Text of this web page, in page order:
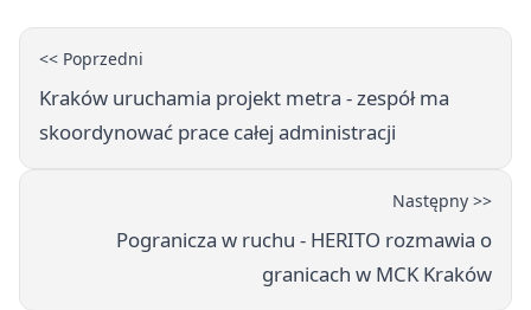
<< Poprzedni
Kraków uruchamia projekt metra - zespół ma
skoordynować prace całej administracji
Następny >>
Pogranicza w ruchu - HERITO rozmawia o
granicach w MCK Kraków